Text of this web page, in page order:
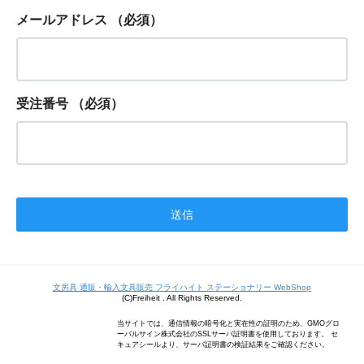
メールアドレス （必須）
受注番号 （必須）
文房具 通販・輸入文具販売 フライハイト ステーショナリー WebShop
(C)Freiheit . All Rights Reserved.
当サイトでは、通信情報の暗号化と実在性の証明のため、GMOグロ
ーバルサイン株式会社のSSLサーバ証明書を使用しております。 セ
キュアシールより、サーバ証明書の検証結果をご確認ください。